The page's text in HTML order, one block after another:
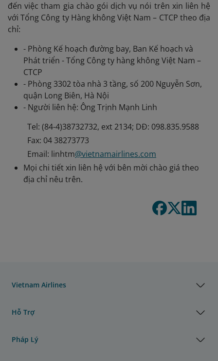
đến việc tham gia chào gói dịch vụ nói trên xin liên hệ
với Tổng Công ty Hàng không Việt Nam – CTCP theo địa
chỉ:
- Phòng Kế hoạch đường bay, Ban Kế hoạch và
Phát triển - Tổng Công ty hàng không Việt Nam –
CTCP
- Phòng 3302 tòa nhà 3 tầng, số 200 Nguyễn Sơn,
quận Long Biên, Hà Nội
- Người liên hệ: Ông Trịnh Mạnh Linh
Tel: (84-4)38732732, ext 2134; DĐ: 098.835.9588
Fax: 04 38273773
Email: linhtm@vietnamairlines.com
Mọi chi tiết xin liên hệ với bên mời chào giá theo
địa chỉ nêu trên.
Vietnam Airlines
Hỗ Trợ
Pháp Lý